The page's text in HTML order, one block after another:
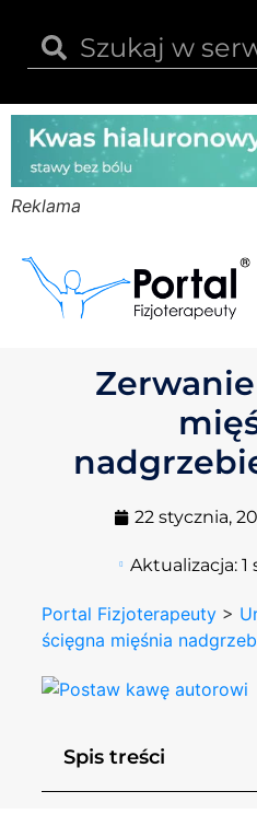
Reklama
22 stycznia,
Aktualizacja: 1
Portal Fizjoterapeuty >
ścięgna mięśnia
Spis treści